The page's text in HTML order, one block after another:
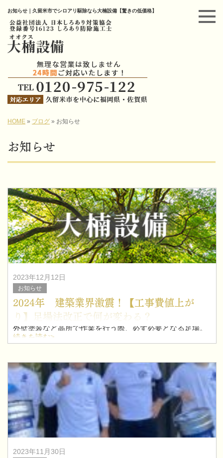
お知らせ｜久留米市でシロアリ駆除なら大楠設備【驚きの低価格】
HOME » ブログ » お知らせ
お知らせ
2023年12月12日
お知らせ
2024年 建築業界激震！【工事費値上が
り】足場法改正で何が変わる？
外壁塗装など高所で作業を行う際、必ず必要となる足場。
足場を見たことがないという方は、数少ないと思います。
街中や住宅街、建物の工事を行う際に必ず組み立てられる
値
続きを読む>
2023年11月30日